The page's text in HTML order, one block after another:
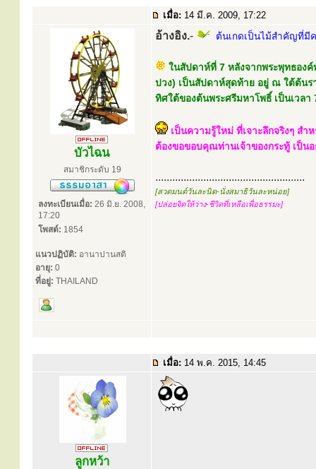
เมื่อ: 14 มี.ค. 2009, 17:22
บัวไฉน
สมาชิกระดับ 19
ลงทะเบียนเมื่อ: 26 มิ.ย. 2008,
17:20
โพสต์: 1854
แนวปฏิบัติ: อานาปานสติ
อายุ: 0
ที่อยู่: THAILAND
อ้างอิง.- ต้นเกดเป็นไม้สำคัญที่มี
ในสัปดาห์ที่ 7 หลังจากพระพุทธอง
ปวง) เป็นสัปดาห์สุดท้าย อยู่ ณ ใต้ต้น
ทิศใต้ของต้นพระศรีมหาโพธิ์ เป็นเวล
เป็นความรู้ใหม่ ที่เจาะลึกจริงๆ สำ
ต้องขอขอบคุณท่านเจ้าของกระทู้ เป็น
.....................................................
[สวดมนต์วันละนิด-นั่งสมาธิวันละหน่อย]
[ปล่อยจิตให้ว่าง-ชีวิตที่เหลือเพื่อธรรมะ]
เมื่อ: 14 พ.ค. 2015, 14:45
ลูกหว้า